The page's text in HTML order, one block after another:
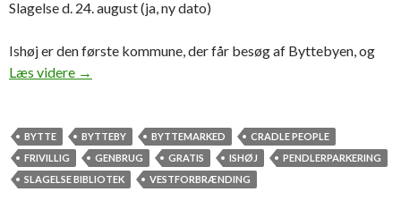
Slagelse d. 24. august (ja, ny dato)
Ishøj er den første kommune, der får besøg af Byttebyen, og
Læs videre Byttemarkeder i Ishøj og Slagelse d. 17. og 24.
→
BYTTE BYTTEBY BYTTEMARKED
CRADLE PEOPLE
FRIVILLIG
GENBRUG GRATIS ISHØJ
PENDLERPARKERING
SLAGELSE BIBLIOTEK
VESTFORBRÆNDING